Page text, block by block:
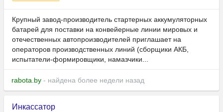
Крупный завод-производитель стартерных аккумуляторных
батарей для поставки на конвейерные линии мировых и
отечественных автопроизводителей приглашает на
операторов производственных линий (сборщики АКБ,
испытатели-формировщики, намазчики...
rabota.by - найдена более недели назад
Инкассатор